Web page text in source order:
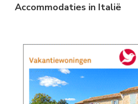
Accommodaties in Italië